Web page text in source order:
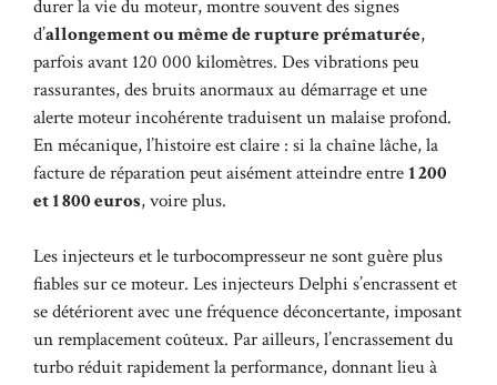
durer la vie du moteur, montre souvent des signes
d’allongement ou même de rupture prématurée,
parfois avant 120 000 kilomètres. Des vibrations peu
rassurantes, des bruits anormaux au démarrage et une
alerte moteur incohérente traduisent un malaise profond.
En mécanique, l’histoire est claire : si la chaîne lâche, la
facture de réparation peut aisément atteindre entre1 200
et 1 800 euros, voire plus.
Les injecteurs et le turbocompresseur ne sont guère plus
fiables sur ce moteur. Les injecteurs Delphi s’encrassent et
se détériorent avec une fréquence déconcertante, imposant
un remplacement coûteux. Par ailleurs, l’encrassement du
turbo réduit rapidement la performance, donnant lieu à